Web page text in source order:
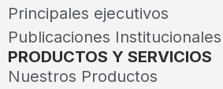
Principales ejecutivos
Publicaciones Institucionales
PRODUCTOS Y SERVICIOS
Nuestros Productos